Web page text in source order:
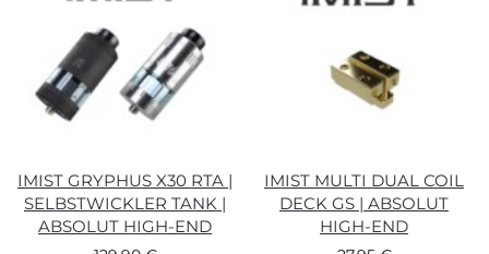
IMIST GRYPHUS X30 RTA |
SELBSTWICKLER TANK |
ABSOLUT HIGH-END
IMIST MULTI DUAL COIL
DECK GS | ABSOLUT
HIGH-END